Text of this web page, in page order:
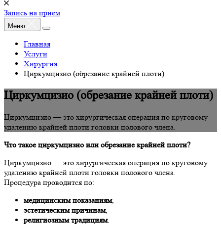
Запись на прием
Меню
Главная
Услуги
Хирургия
Циркумцизио (обрезание крайней плоти)
Циркумцизио (обрезание крайней плоти)
Циркумцизио — это хирургическая операция по круговому
удалению крайней плоти головки полового члена.
Что такое циркумцизио или обрезание крайней плоти?
Циркумцизио — это хирургическая операция по круговому
удалению крайней плоти головки полового члена.
Процедура проводится по:
медицинским показаниям,
эстетическим причинам,
религиозным традициям.